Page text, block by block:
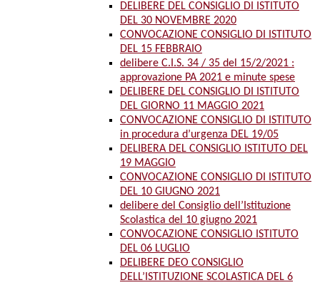
DELIBERE DEL CONSIGLIO DI ISTITUTO
DEL 30 NOVEMBRE 2020
CONVOCAZIONE CONSIGLIO DI ISTITUTO
DEL 15 FEBBRAIO
delibere C.I.S. 34 / 35 del 15/2/2021 :
approvazione PA 2021 e minute spese
DELIBERE DEL CONSIGLIO DI ISTITUTO
DEL GIORNO 11 MAGGIO 2021
CONVOCAZIONE CONSIGLIO DI ISTITUTO
in procedura d’urgenza DEL 19/05
DELIBERA DEL CONSIGLIO ISTITUTO DEL
19 MAGGIO
CONVOCAZIONE CONSIGLIO DI ISTITUTO
DEL 10 GIUGNO 2021
delibere del Consiglio dell’Istituzione
Scolastica del 10 giugno 2021
CONVOCAZIONE CONSIGLIO ISTITUTO
DEL 06 LUGLIO
DELIBERE DEO CONSIGLIO
DELL’ISTITUZIONE SCOLASTICA DEL 6